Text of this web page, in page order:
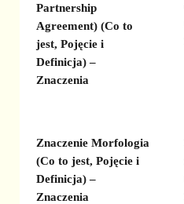
Partnership
Agreement) (Co to
jest, Pojęcie i
Definicja) –
Znaczenia
Znaczenie Morfologia
(Co to jest, Pojęcie i
Definicja) –
Znaczenia